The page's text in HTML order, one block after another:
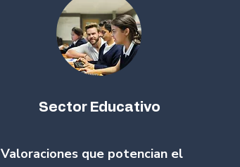
Sector Educativo
Valoraciones que potencian el